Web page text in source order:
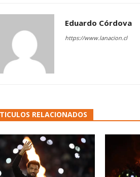
Eduardo Córdova
https://www.lanacion.cl
RELACIONADOS